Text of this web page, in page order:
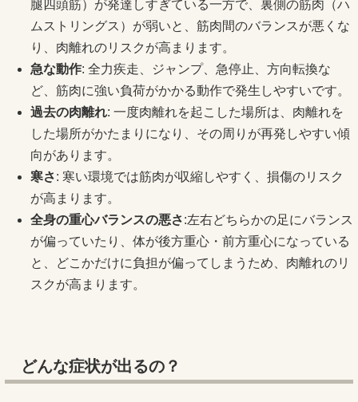
腿四頭筋）が発達しすぎている一方で、裏側の筋肉（ハ
ムストリングス）が弱いと、筋肉間のバランスが悪くな
り、肉離れのリスクが高まります。
急な動作: 全力疾走、ジャンプ、急停止、方向転換な
ど、筋肉に強い負荷がかかる動作で発生しやすいです。
過去の肉離れ: 一度肉離れを起こした場所は、肉離れを
した場所がかたまりになり、その周りが再発しやすい傾
向があります。
寒さ: 寒い環境では筋肉が収縮しやすく、損傷のリスク
が高まります。
全身の重心バランスの悪さ:左右どちらかの足にバランス
が偏っていたり、体が後方重心・前方重心になっている
と、どこかだけに負担が偏ってしまうため、肉離れのリ
スクが高まります。
どんな症状が出るの？